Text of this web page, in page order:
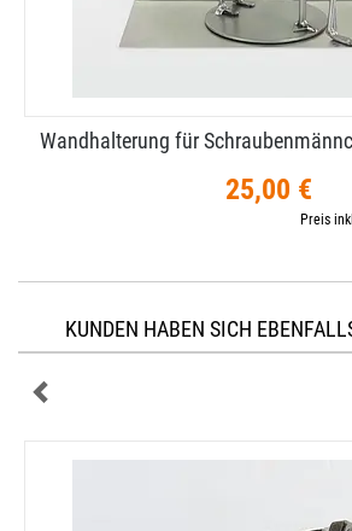
Wandhalterung für
25,00 €
Preis
KUNDEN HABEN SICH